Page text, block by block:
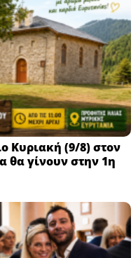
Κυριακή (9/8) στον
θα γίνουν στην 1η